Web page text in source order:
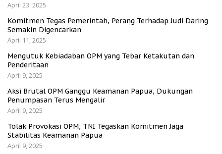
April 23, 2025
Komitmen Tegas Pemerintah, Perang Terhadap Judi Daring
Semakin Digencarkan
April 11, 2025
Mengutuk Kebiadaban OPM yang Tebar Ketakutan dan
Penderitaan
April 9, 2025
Aksi Brutal OPM Ganggu Keamanan Papua, Dukungan
Penumpasan Terus Mengalir
April 9, 2025
Tolak Provokasi OPM, TNI Tegaskan Komitmen Jaga
Stabilitas Keamanan Papua
April 9, 2025